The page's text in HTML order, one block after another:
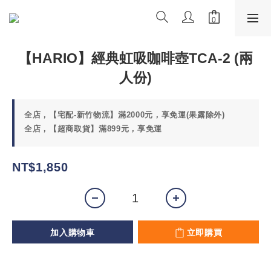
【HARIO】經典虹吸咖啡壺TCA-2 (兩
人份)
全店，【宅配-新竹物流】滿2000元，享免運(果露除外)
全店，【超商取貨】滿899元，享免運
NT$1,850
加入購物車 立即購買